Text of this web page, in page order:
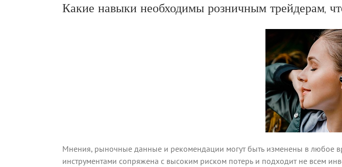
Какие навыки необходимы розничным трейдерам,
Мнения, рыночные данные и рекомендации могут быть изменены в любое
инструментами сопряжена с высоким риском потерь и подходит не всем